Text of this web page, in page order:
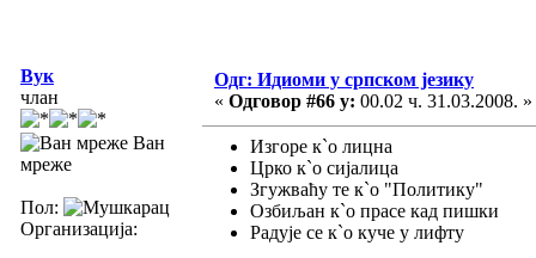
Вук
члан
Ван
мреже
Пол:
Организација:
Одг: Идиоми у српском језику
« Одговор #66 у: 00.02 ч. 31.03.2008. »
Изгоре к`о лицна
Црко к`о сијалица
Згужваћу те к`о "Политику"
Озбиљан к`о прасе кад пишки
Радује се к`о куче у лифту